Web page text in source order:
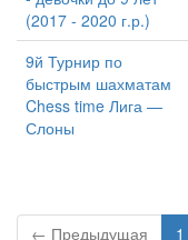
(2017 - 2020 г.р.)
9й Турнир по
быстрым шахматам
Chess time Лига —
Слоны
← Предыдущая 1